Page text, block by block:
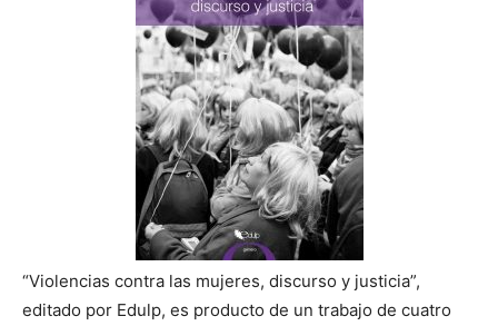
“Violencias contra las mujeres, discurso y justicia”,
editado por Edulp, es producto de un trabajo de cuatro